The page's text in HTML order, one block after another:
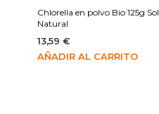
Chlorella en polvo Bio 125g Sol
Natural
13,59 €
AÑADIR AL CARRITO